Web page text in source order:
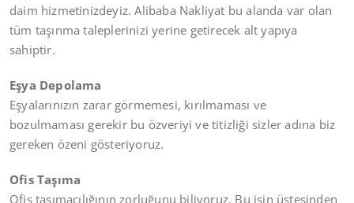
daim hizmetinizdeyiz. Alibaba Nakliyat bu alanda var olan
tüm taşınma taleplerinizi yerine getirecek alt yapıya
sahiptir.
Eşya Depolama
Eşyalarınızın zarar görmemesi, kırılmaması ve
bozulmaması gerekir bu özveriyi ve titizliği sizler adına biz
gereken özeni gösteriyoruz.
Ofis Taşıma
Ofis taşımacılığının zorluğunu biliyoruz. Bu işin üstesinden